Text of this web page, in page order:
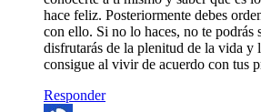
hace feliz. Posteriormente debes
con ello. Si no lo haces, no te podrás
disfrutarás de la plenitud de la vida y
consigue al vivir de acuerdo con tus
Responder